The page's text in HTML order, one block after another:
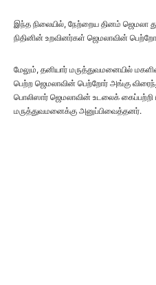
இந்த நிலையில், நேற்றைய தினம் ஜெமலா
நிதினின் உறவினர்கள் ஜெமலாவின்
மேலும், தனியார் மருத்துவமனையில்
பெற்ற ஜெமலாவின் பெற்றோர் அங்கு
பொலிஸார் ஜெமலாவின் உடலைக் கைப்பற்றி
மருத்துவமனைக்கு அனுப்பிவைத்தனர்.